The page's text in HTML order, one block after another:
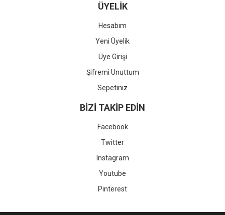
ÜYELİK
Hesabım
Yeni Üyelik
Üye Girişi
Şifremi Unuttum
Sepetiniz
BİZİ TAKİP EDİN
Facebook
Twitter
Instagram
Youtube
Pinterest